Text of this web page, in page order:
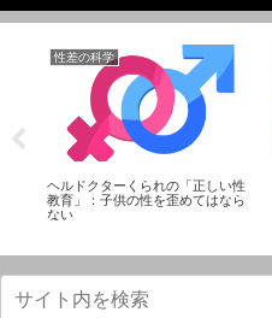
性差の科学
ヘルドクターくられの「正しい性
教育」：子供の性を歪めてはなら
ない